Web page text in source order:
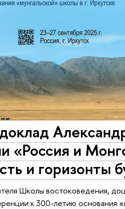
«Россия и
и горизонты
Школы востоковедения,
к 300-летию основания